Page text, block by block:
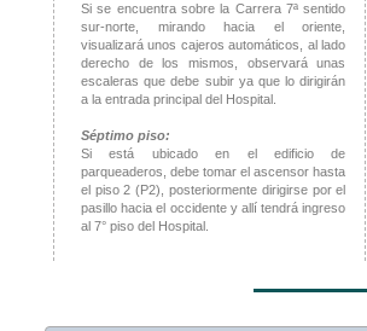
Si se encuentra sobre la Carrera 7ª sentido
sur-norte, mirando hacia el oriente,
visualizará unos cajeros automáticos, al lado
derecho de los mismos, observará unas
escaleras que debe subir ya que lo dirigirán
a la entrada principal del Hospital.
Séptimo piso:
Si está ubicado en el edificio de
parqueaderos, debe tomar el ascensor hasta
el piso 2 (P2), posteriormente dirigirse por el
pasillo hacia el occidente y allí tendrá ingreso
al 7° piso del Hospital.